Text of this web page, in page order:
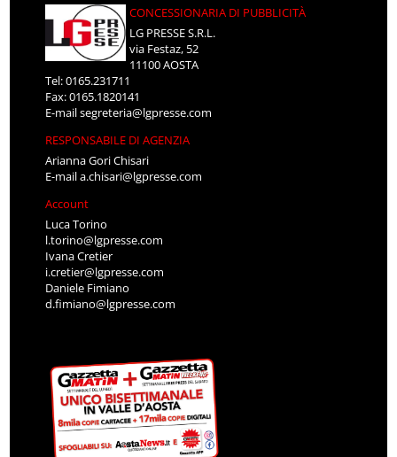
CONCESSIONARIA DI PUBBLICITÀ
LG PRESSE S.R.L.
via Festaz, 52
11100 AOSTA
Tel: 0165.231711
Fax: 0165.1820141
E-mailsegreteria@lgpresse.com
RESPONSABILE DI AGENZIA
Arianna Gori Chisari
E-maila.chisari@lgpresse.com
Account
Luca Torino
l.torino@lgpresse.com
Ivana Cretier
i.cretier@lgpresse.com
Daniele Fimiano
d.fimiano@lgpresse.com